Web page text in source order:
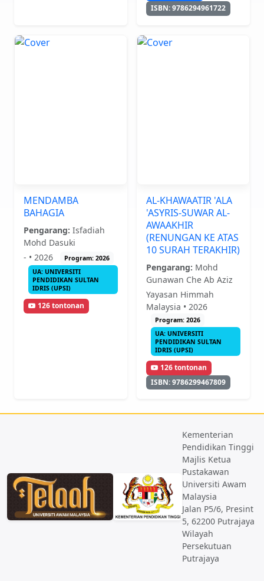
ISBN: 9786294961722
MENDAMBA
BAHAGIA
Pengarang: Isfadiah
Mohd Dasuki
- • 2026
Program: 2026
UA: UNIVERSITI
PENDIDIKAN SULTAN
IDRIS (UPSI)
126 tontonan
AL-KHAWAATIR 'ALA
'ASYRIS-SUWAR AL-
AWAAKHIR
(RENUNGAN KE ATAS
10 SURAH TERAKHIR)
Pengarang: Mohd
Gunawan Che Ab Aziz
Yayasan Himmah
Malaysia • 2026
Program: 2026
UA: UNIVERSITI
PENDIDIKAN SULTAN
IDRIS (UPSI)
126 tontonan
ISBN: 9786299467809
Kementerian
Pendidikan Tinggi
Majlis Ketua
Pustakawan
Universiti Awam
Malaysia
Jalan P5/6, Presint
5, 62200 Putrajaya
Wilayah
Persekutuan
Putrajaya